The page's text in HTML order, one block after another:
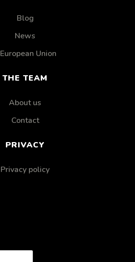
Blog
News
European Union
THE TEAM
About us
Contact
PRIVACY
Privacy policy